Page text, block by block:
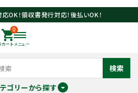
応OK！領収書発行対応！後払いOK！
0
カート メニュー
検索
ゴリーから探す